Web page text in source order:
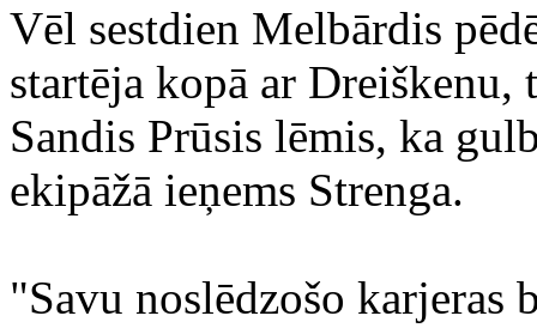
Vēl sestdien Melbārdis
startēja kopā ar Dreiškenu,
Sandis Prūsis lēmis, ka
ekipāžā ieņems Strenga.
"Savu noslēdzošo karjeras